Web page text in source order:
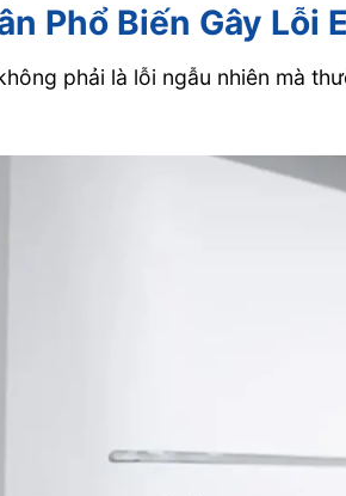
Phổ Biến Gây Lỗi
phải là lỗi ngẫu nhiên mà